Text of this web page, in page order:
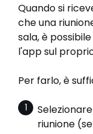
Quando si
che una
sala, è possibile
l'app sul
Per farlo, è
riunione